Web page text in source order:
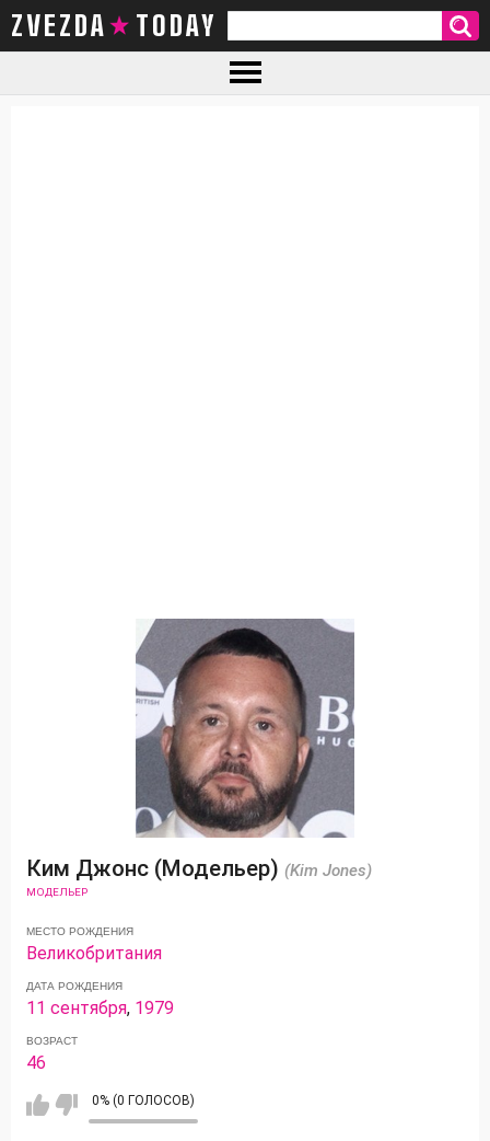
ZVEZDA TODAY
Ким Джонс (Модельер) (Kim Jones)
МОДЕЛЬЕР
МЕСТО РОЖДЕНИЯ
Великобритания
ДАТА РОЖДЕНИЯ
11 сентября, 1979
ВОЗРАСТ
46
0% (0 ГОЛОСОВ)